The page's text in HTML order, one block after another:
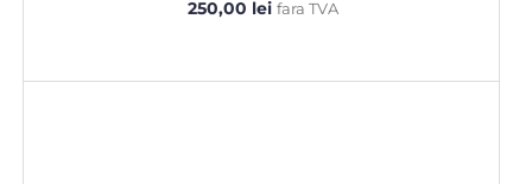
250,00 lei fara TVA